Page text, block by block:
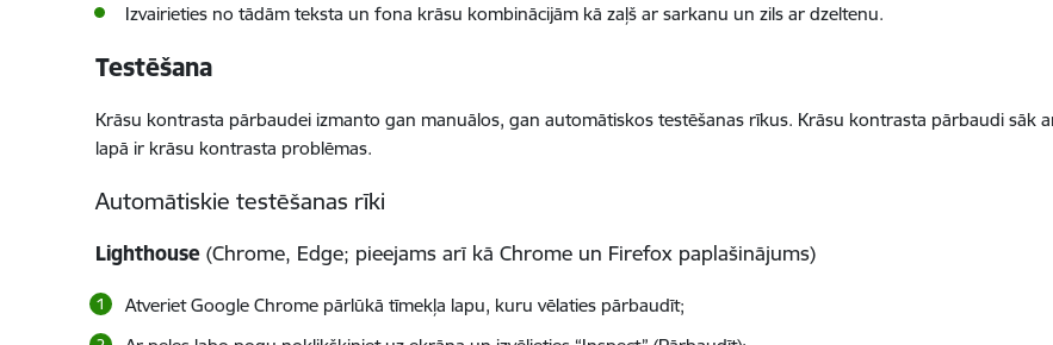
Izvairieties no tādām teksta un fona krāsu kombinācijām kā zaļš ar sarkanu un zils ar dzeltenu.
Testēšana
Krāsu kontrasta pārbaudei izmanto gan manuālos, gan automātiskos testēšanas rīkus. Krāsu kontrasta pārbaudi sāk
lapā ir krāsu kontrasta problēmas.
Automātiskie testēšanas rīki
Lighthouse(Chrome, Edge; pieejams arī kā Chrome un Firefox paplašinājums)
Atveriet Google Chrome pārlūkā tīmekļa lapu, kuru vēlaties pārbaudīt;